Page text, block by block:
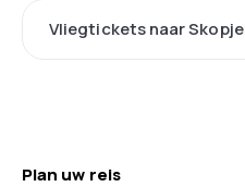
Vliegtickets naar Skopje
Plan uw reis